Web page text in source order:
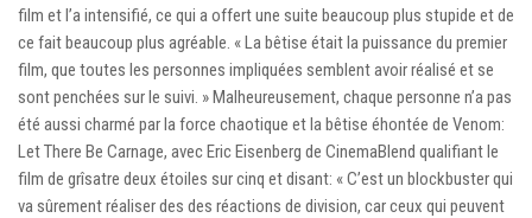
film et l’a intensifié, ce qui a offert une suite beaucoup plus stupide et de
ce fait beaucoup plus agréable. « La bêtise était la puissance du premier
film, que toutes les personnes impliquées semblent avoir réalisé et se
sont penchées sur le suivi. » Malheureusement, chaque personne n’a pas
été aussi charmé par la force chaotique et la bêtise éhontée de Venom:
Let There Be Carnage, avec Eric Eisenberg de CinemaBlend qualifiant le
film de grîsatre deux étoiles sur cinq et disant: « C’est un blockbuster qui
va sûrement réaliser des des réactions de division, car ceux qui peuvent